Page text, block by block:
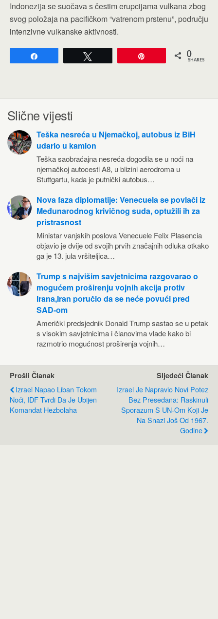
Indonezija se suočava s čestim erupcijama vulkana zbog
svog položaja na pacifičkom “vatrenom prstenu”, području
intenzivne vulkanske aktivnosti.
0
SHARES
Slične vijesti
Teška nesreća u Njemačkoj, autobus iz BiH
udario u kamion
Teška saobraćajna nesreća dogodila se u noći na
njemačkoj autocesti A8, u blizini aerodroma u
Stuttgartu, kada je putnički autobus…
Nova faza diplomatije: Venecuela se povlači iz
Međunarodnog krivičnog suda, optužili ih za
pristrasnost
Ministar vanjskih poslova Venecuele Felix Plasencia
objavio je dvije od svojih prvih značajnih odluka otkako
ga je 13. jula vršiteljica…
Trump s najvišim savjetnicima razgovarao o
mogućem proširenju vojnih akcija protiv
Irana,Iran poručio da se neće povući pred
SAD-om
Američki predsjednik Donald Trump sastao se u petak
s visokim savjetnicima i članovima vlade kako bi
razmotrio mogućnost proširenja vojnih…
Prošli Članak
Izrael Napao Liban Tokom
Noći, IDF Tvrdi Da Je Ubijen
Komandat Hezbolaha
Sljedeći Članak
Izrael Je Napravio Novi Potez
Bez Presedana: Raskinuli
Sporazum S UN-Om Koji Je
Na Snazi Još Od 1967.
Godine